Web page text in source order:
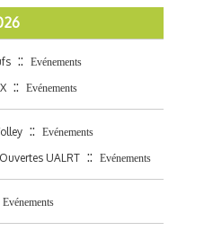
:: Evénements
:: Evénements
:: Evénements
UALRT :: Evénements
Evénements